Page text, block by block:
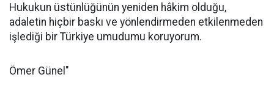
Hukukun üstünlüğünün yeniden hâkim olduğu,
adaletin hiçbir baskı ve yönlendirmeden etkilenmeden
işlediği bir Türkiye umudumu koruyorum.
Ömer Günel"